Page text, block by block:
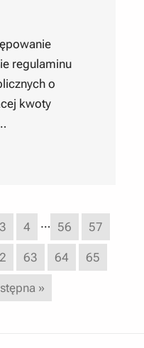
regulaminu
o
kwoty
3 4 … 56 57
63 64 65
»